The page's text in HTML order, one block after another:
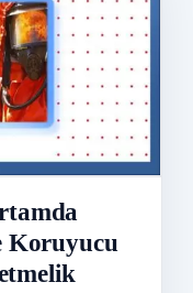
Koruyucu